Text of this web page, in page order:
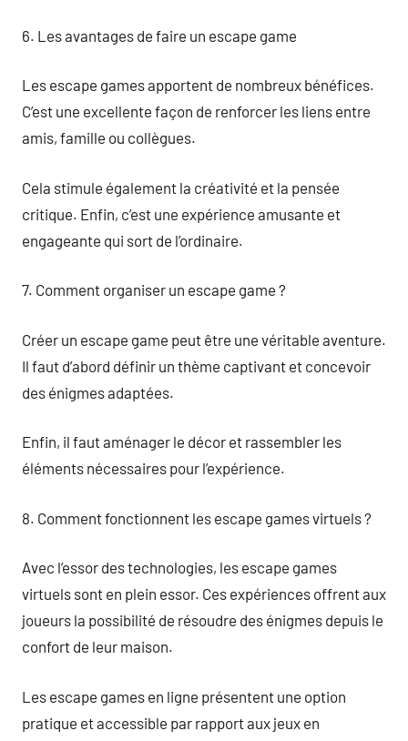
6. Les avantages de faire un escape game
Les escape games apportent de nombreux bénéfices.
C’est une excellente façon de renforcer les liens entre
amis, famille ou collègues.
Cela stimule également la créativité et la pensée
critique. Enfin, c’est une expérience amusante et
engageante qui sort de l’ordinaire.
7. Comment organiser un escape game ?
Créer un escape game peut être une véritable aventure.
Il faut d’abord définir un thème captivant et concevoir
des énigmes adaptées.
Enfin, il faut aménager le décor et rassembler les
éléments nécessaires pour l’expérience.
8. Comment fonctionnent les escape games virtuels ?
Avec l’essor des technologies, les escape games
virtuels sont en plein essor. Ces expériences offrent aux
joueurs la possibilité de résoudre des énigmes depuis le
confort de leur maison.
Les escape games en ligne présentent une option
pratique et accessible par rapport aux jeux en